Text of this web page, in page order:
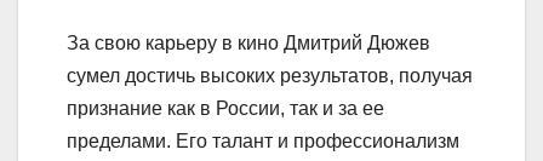
За свою карьеру в кино Дмитрий Дюжев
сумел достичь высоких результатов, получая
признание как в России, так и за ее
пределами. Его талант и профессионализм